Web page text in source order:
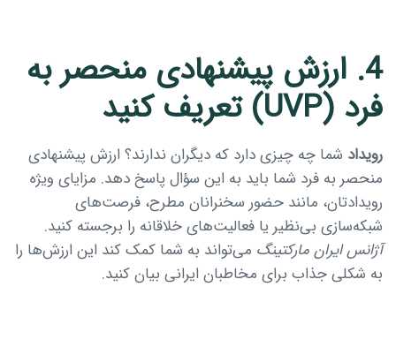
4. ارزش پیشنهادی منحصر به‌
فرد (UVP) تعریف کنید
رویداد شما چه چیزی دارد که دیگران ندارند؟ ارزش پیشنهادی
منحصر به‌ فرد شما باید به این سؤال پاسخ دهد. مزایای ویژه
رویدادتان، مانند حضور سخنرانان مطرح، فرصت‌های
شبکه‌سازی بی‌نظیر یا فعالیت‌های خلاقانه را برجسته کنید.
آژانس ایران مارکتینگ می‌تواند به شما کمک کند این ارزش‌ها را
به شکلی جذاب برای مخاطبان ایرانی بیان کنید.